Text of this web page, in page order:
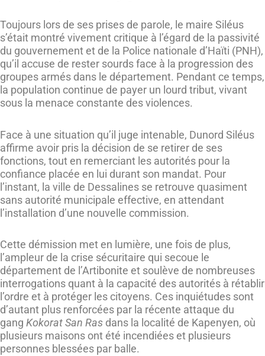
Toujours lors de ses prises de parole, le maire Siléus
s’était montré vivement critique à l’égard de la passivité
du gouvernement et de la Police nationale d’Haïti (PNH),
qu’il accuse de rester sourds face à la progression des
groupes armés dans le département. Pendant ce temps,
la population continue de payer un lourd tribut, vivant
sous la menace constante des violences.
Face à une situation qu’il juge intenable, Dunord Siléus
affirme avoir pris la décision de se retirer de ses
fonctions, tout en remerciant les autorités pour la
confiance placée en lui durant son mandat. Pour
l’instant, la ville de Dessalines se retrouve quasiment
sans autorité municipale effective, en attendant
l’installation d’une nouvelle commission.
Cette démission met en lumière, une fois de plus,
l’ampleur de la crise sécuritaire qui secoue le
département de l’Artibonite et soulève de nombreuses
interrogations quant à la capacité des autorités à rétablir
l’ordre et à protéger les citoyens. Ces inquiétudes sont
d’autant plus renforcées par la récente attaque du
gang Kokorat San Ras dans la localité de Kapenyen, où
plusieurs maisons ont été incendiées et plusieurs
personnes blessées par balle.